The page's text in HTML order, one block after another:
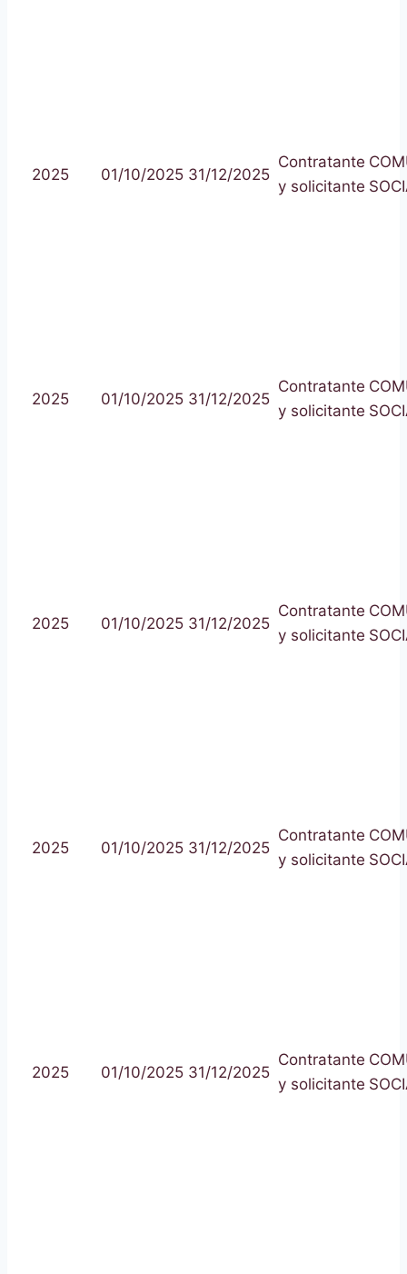
2025 01/10/2025 31/12/2025
Contratante
y solicitante
2025 01/10/2025 31/12/2025
Contratante
y solicitante
2025 01/10/2025 31/12/2025
Contratante
y solicitante
2025 01/10/2025 31/12/2025
Contratante
y solicitante
2025 01/10/2025 31/12/2025
Contratante
y solicitante